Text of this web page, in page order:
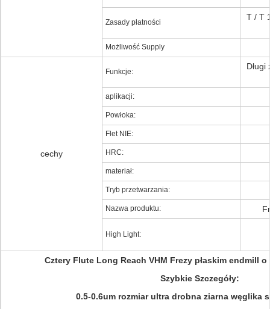
Zasady płatności
T / T
Możliwość Supply
cechy
Funkcje:
aplikacji:
Powłoka:
Flet NIE:
HRC:
materiał:
Tryb przetwarzania:
Nazwa produktu:
High Light:
Cztery Flute Long Reach VHM Frezy płaskim endmill
Szybkie Szczegóły:
0.5-0.6um rozmiar ultra drobna ziarna węglika